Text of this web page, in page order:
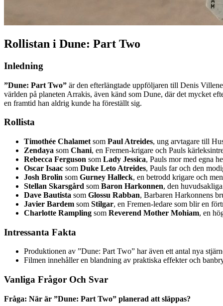
Rollistan i Dune: Part Two
Inledning
”Dune: Part Two” är den efterlängtade uppföljaren till Denis
världen på planeten Arrakis, även känd som Dune, där det mycket
en framtid han aldrig kunde ha föreställt sig.
Rollista
Timothée Chalamet som Paul Atreides, ung arvtagare till
Zendaya som Chani, en Fremen-krigare och Pauls
Rebecca Ferguson som Lady Jessica, Pauls mor med egna
Oscar Isaac som Duke Leto Atreides, Pauls far och den
Josh Brolin som Gurney Halleck, en betrodd krigare och
Stellan Skarsgård som Baron Harkonnen, den
Dave Bautista som Glossu Rabban, Barbaren Harkonnens
Javier Bardem som Stilgar, en Fremen-ledare som blir en
Charlotte Rampling som Reverend Mother Mohiam, en
Intressanta Fakta
Produktionen av ”Dune: Part Two” har även ett antal nya
Filmen innehåller en blandning av praktiska effekter och
Vanliga Frågor Och Svar
Fråga: När är ”Dune: Part Two” planerad att släppas?